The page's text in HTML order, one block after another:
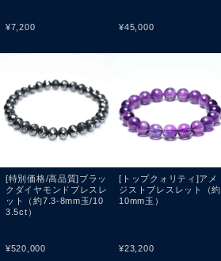
¥7,200
[特別価格/高品質]ブラッ
クダイヤモンドブレスレ
ット（約7.3-8mm玉/10
3.5ct）
¥520,000
¥45,000
[トップクォリティ]アメ
ジストブレスレット（約
10mm玉）
¥23,200